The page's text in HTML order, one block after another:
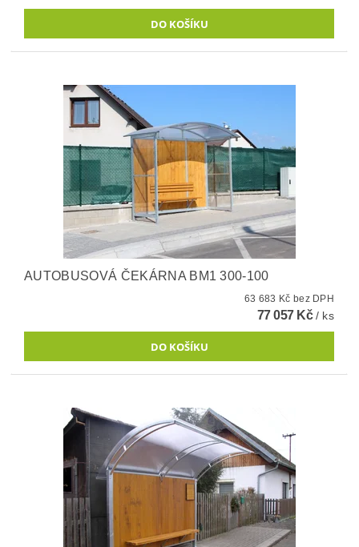
AUTOBUSOVÁ ČEKÁRNA BM1 300-100
63 683 Kč bez DPH
77 057 Kč/ ks